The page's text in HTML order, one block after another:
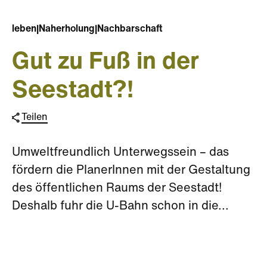
leben Naherholung Nachbarschaft
Gut zu Fuß in der
Seestadt?!
Teilen
Umweltfreundlich Unterwegssein – das
fördern die PlanerInnen mit der Gestaltung
des öffentlichen Raums der Seestadt!
Deshalb fuhr die U-Bahn schon in die...